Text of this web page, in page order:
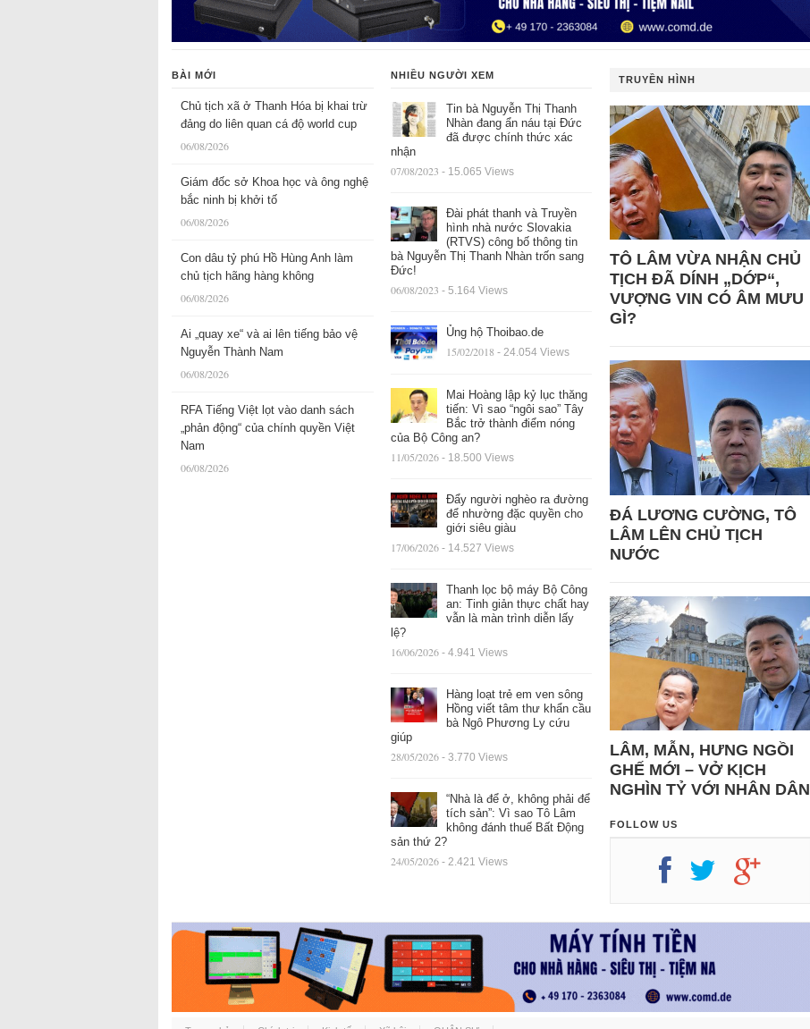
BÀI MỚI
Chủ tịch xã ở Thanh Hóa bị khai trừ
đảng do liên quan cá độ world cup
06/08/2026
Giám đốc sở Khoa học và ông nghệ
bắc ninh bị khởi tố
06/08/2026
Con dâu tỷ phú Hồ Hùng Anh làm
chủ tịch hãng hàng không
06/08/2026
Ai „quay xe“ và ai lên tiếng bảo vệ
Nguyễn Thành Nam
06/08/2026
RFA Tiếng Việt lọt vào danh sách
„phản động“ của chính quyền Việt
Nam
06/08/2026
NHIỀU NGƯỜI XEM
Tin bà Nguyễn Thị Thanh
Nhàn đang ẩn náu tại Đức
đã được chính thức xác
nhận
07/08/2023 - 15.065 Views
Đài phát thanh và Truyền
hình nhà nước Slovakia
(RTVS) công bố thông tin
bà Nguyễn Thị Thanh Nhàn trốn sang
Đức!
06/08/2023 - 5.164 Views
Ủng hộ Thoibao.de
15/02/2018 - 24.054 Views
Mai Hoàng lập kỷ lục thăng
tiến: Vì sao “ngôi sao” Tây
Bắc trở thành điểm nóng
của Bộ Công an?
11/05/2026 - 18.500 Views
Đẩy người nghèo ra đường
để nhường đặc quyền cho
giới siêu giàu
17/06/2026 - 14.527 Views
Thanh lọc bộ máy Bộ Công
an: Tinh giản thực chất hay
vẫn là màn trình diễn lấy
lệ?
16/06/2026 - 4.941 Views
Hàng loạt trẻ em ven sông
Hồng viết tâm thư khẩn cầu
bà Ngô Phương Ly cứu
giúp
28/05/2026 - 3.770 Views
“Nhà là để ở, không phải để
tích sản”: Vì sao Tô Lâm
không đánh thuế Bất Động
sản thứ 2?
24/05/2026 - 2.421 Views
TRUYỀN HÌNH
TÔ LÂM VỪA NHẬN CHỦ
TỊCH ĐÃ DÍNH „DỚP“,
VƯỢNG VIN CÓ ÂM MƯU
GÌ?
ĐÁ LƯƠNG CƯỜNG, TÔ
LÂM LÊN CHỦ TỊCH
NƯỚC
LÂM, MẪN, HƯNG NGỒI
GHẾ MỚI – VỞ KỊCH
NGHÌN TỶ VỚI NHÂN DÂN
FOLLOW US